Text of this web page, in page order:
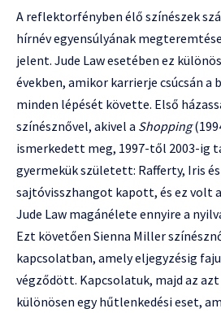
A reflektorfényben élő színészek
hírnév egyensúlyának
jelent. Jude Law esetében ez
években, amikor karrierje csúcsán a
minden lépését követte. Első
színésznővel, akivel a Shopping
ismerkedett meg, 1997-től 2003-ig
gyermekük született: Rafferty, Iris és
sajtóvisszhangot kapott, és ez volt
Jude Law magánélete ennyire a
Ezt követően Sienna Miller
kapcsolatban, amely eljegyzésig
végződött. Kapcsolatuk, majd az
különösen egy hűtlenkedési eset,